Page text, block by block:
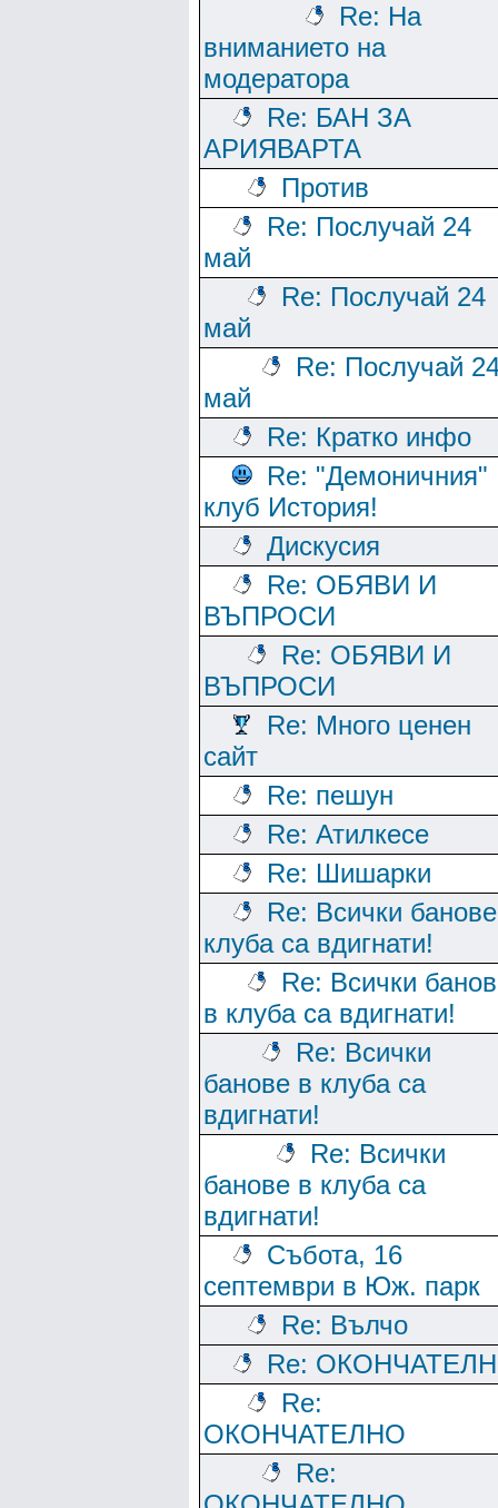
Re: На
вниманието на
модератора
Re: БАН ЗА
АРИЯВАРТА
Против
Re: Послучай 24
май
Re: Послучай 24
май
Re: Послучай
май
Re: Кратко инфо
Re: "Демоничния"
клуб История!
Дискусия
Re: ОБЯВИ И
ВЪПРОСИ
Re: ОБЯВИ И
ВЪПРОСИ
Re: Много ценен
сайт
Re: пешун
Re: Атилкесе
Re: Шишарки
Re: Всички
клуба са вдигнати!
Re: Всички
в клуба са вдигнати!
Re: Всички
банове в клуба са
вдигнати!
Re: Всички
банове в клуба са
вдигнати!
Събота, 16
септември в Юж. парк
Re: Вълчо
Re:
Re:
ОКОНЧАТЕЛНО
Re: